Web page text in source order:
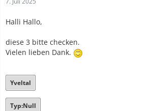
Halli Hallo,
diese 3 bitte checken.
Vielen lieben Dank.
Yveltal
Typ:Null